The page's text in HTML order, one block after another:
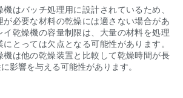
はバッチ処理用に設計されているため、
が必要な材料の乾燥には適さない場合があ
イ乾燥機の容量制限は、大量の材料を処理
とっては欠点となる可能性があります。
機は他の乾燥装置と比較して乾燥時間が長
影響を与える可能性があります。